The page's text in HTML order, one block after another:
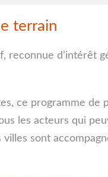
terrain
reconnue d’intérêt
ce programme
les acteurs qui
sont